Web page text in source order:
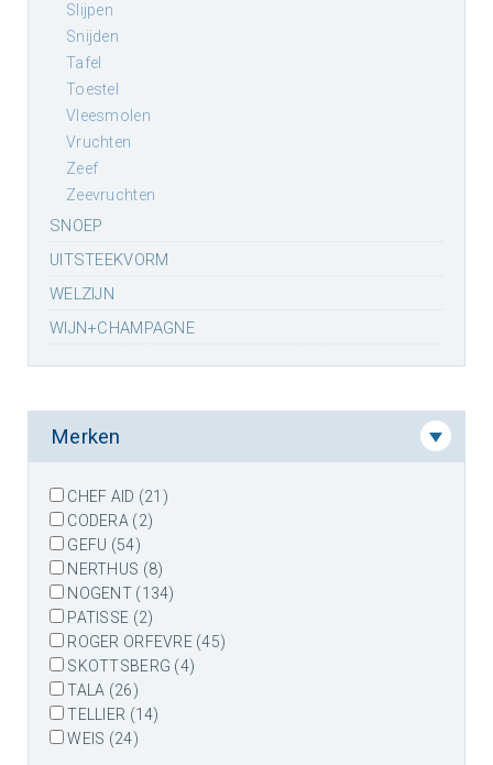
slijpen
snijden
tafel
toestel
vleesmolen
vruchten
zeef
zeevruchten
SNOEP
UITSTEEKVORM
WELZIJN
WIJN+CHAMPAGNE
Merken
CHEF AID (21)
CODERA (2)
GEFU (54)
NERTHUS (8)
NOGENT (134)
PATISSE (2)
ROGER ORFEVRE (45)
SKOTTSBERG (4)
TALA (26)
TELLIER (14)
WEIS (24)